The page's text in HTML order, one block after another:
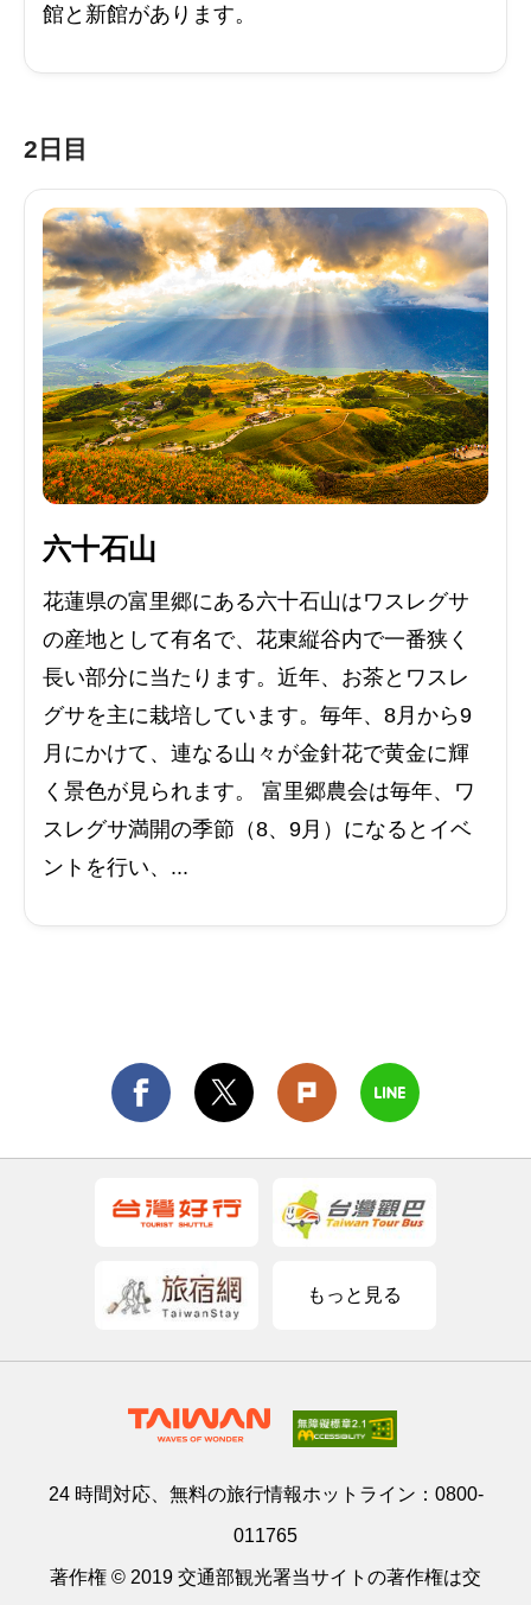
館と新館があります。
2日目
六十石山
花蓮県の富里郷にある六十石山はワスレグサ
の産地として有名で、花東縦谷内で一番狭く
長い部分に当たります。近年、お茶とワスレ
グサを主に栽培しています。毎年、8月から9
月にかけて、連なる山々が金針花で黄金に輝
く景色が見られます。 富里郷農会は毎年、ワ
スレグサ満開の季節（8、9月）になるとイベ
ントを行い、...
もっと見る
24 時間対応、無料の旅行情報ホットライン： 0800-
011765
著作権 © 2019 交通部観光署当サイトの著作権は交